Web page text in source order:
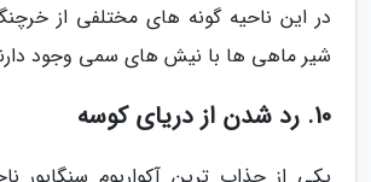
در این ناحیه گونه های مختلفی از
شیر ماهی ها با نیش های سمی وجود
10. رد شدن از دریای کوسه